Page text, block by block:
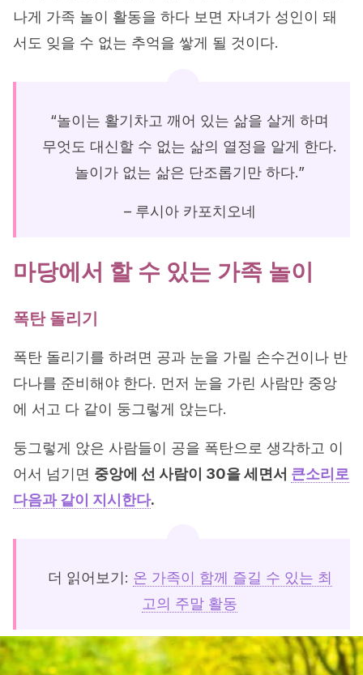
나게 가족 놀이 활동을 하다 보면 자녀가 성인이 돼
서도 잊을 수 없는 추억을 쌓게 될 것이다.
“놀이는 활기차고 깨어 있는 삶을 살게 하며
무엇도 대신할 수 없는 삶의 열정을 알게 한다.
놀이가 없는 삶은 단조롭기만 하다.”
– 루시아 카포치오네
마당에서 할 수 있는 가족 놀이
폭탄 돌리기
폭탄 돌리기를 하려면 공과 눈을 가릴 손수건이나 반
다나를 준비해야 한다. 먼저 눈을 가린 사람만 중앙
에 서고 다 같이 둥그렇게 앉는다.
둥그렇게 앉은 사람들이 공을 폭탄으로 생각하고 이
어서 넘기면 중앙에 선 사람이 30을 세면서 큰소리로
다음과 같이 지시한다.
더 읽어보기: 온 가족이 함께 즐길 수 있는 최
고의 주말 활동